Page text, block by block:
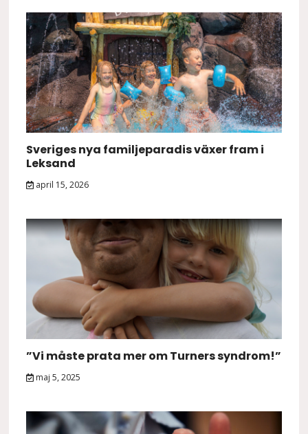
Sveriges nya familjeparadis växer fram i
Leksand
april 15, 2026
”Vi måste prata mer om Turners syndrom!”
maj 5, 2025